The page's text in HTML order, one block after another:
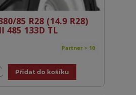
85 R28 (14.9 R28)
485 133D TL
Partner > 10
Přidat do košíku